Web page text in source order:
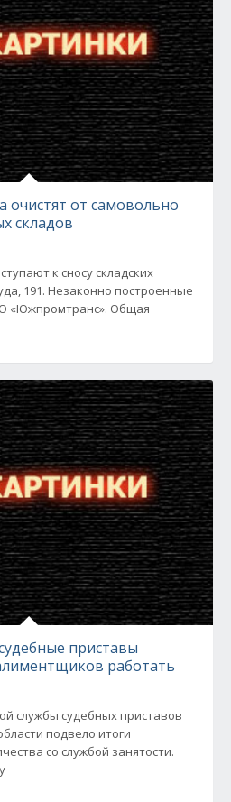
очистят от самовольно
складов
к сносу складских
191. Незаконно построенные
«Южпромтранс». Общая
приставы
работать
службы судебных приставов
подвело итоги
со службой занятости.